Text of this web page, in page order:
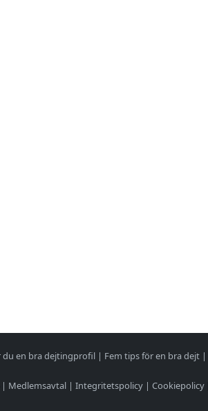
du en bra dejtingprofil | Fem tips för en bra dejt |
| Medlemsavtal | Integritetspolicy | Cookiepolicy